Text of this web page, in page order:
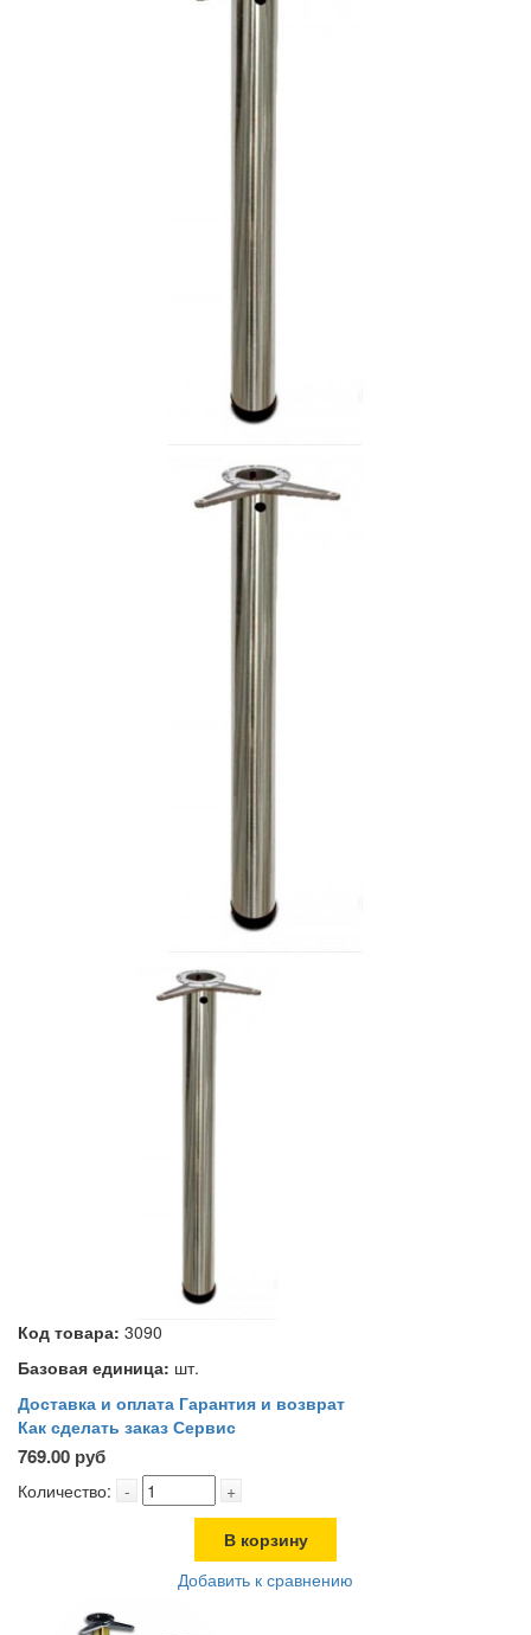
Код товара: 3090
Базовая единица: шт.
Доставка и оплата Гарантия и возврат
Как сделать заказ Сервис
769.00 руб
Количество: - +
В корзину
Добавить к сравнению